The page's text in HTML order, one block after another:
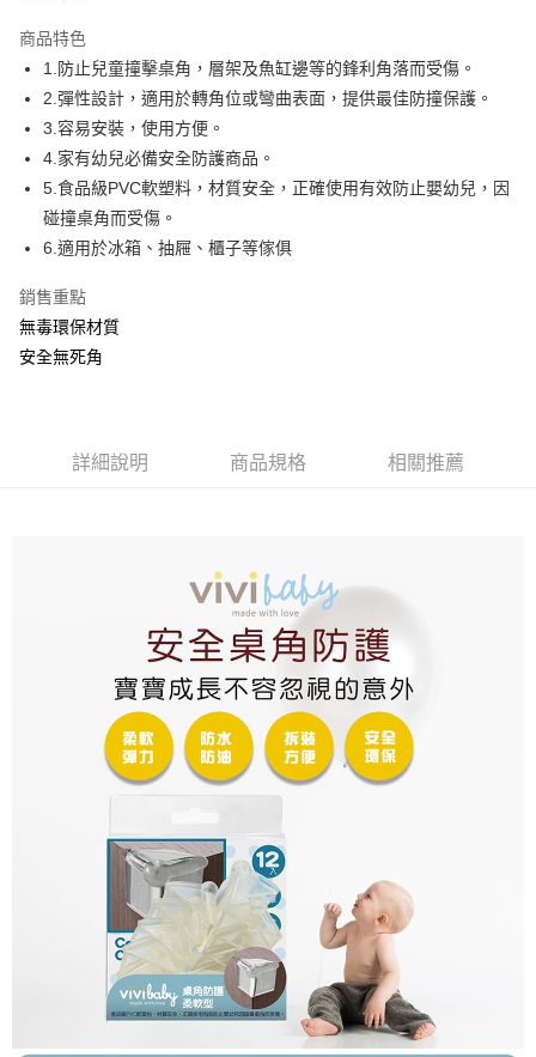
運送方式
基本宅配
每筆NT$150，滿NT$1,000(含以上)免運費
商品特色
1.防止兒童撞擊桌角，層架及魚缸邊等的鋒利角落而受傷。
2.彈性設計，適用於轉角位或彎曲表面，提供最佳防撞保護。
3.容易安裝，使用方便。
4.家有幼兒必備安全防護商品。
5.食品級PVC軟塑料，材質安全，正確使用有效防止嬰幼兒，因
碰撞桌角而受傷。
6.適用於冰箱、抽屜、櫃子等傢俱
銷售重點
無毒環保材質
安全無死角
詳細說明 商品規格 相關推薦